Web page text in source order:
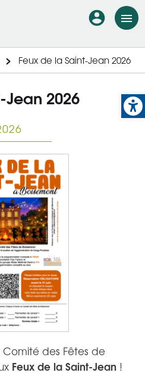
En-
-
Feux de la Saint-Jean 2026
2026
des Fêtes de
Feux de la Saint-Jean !